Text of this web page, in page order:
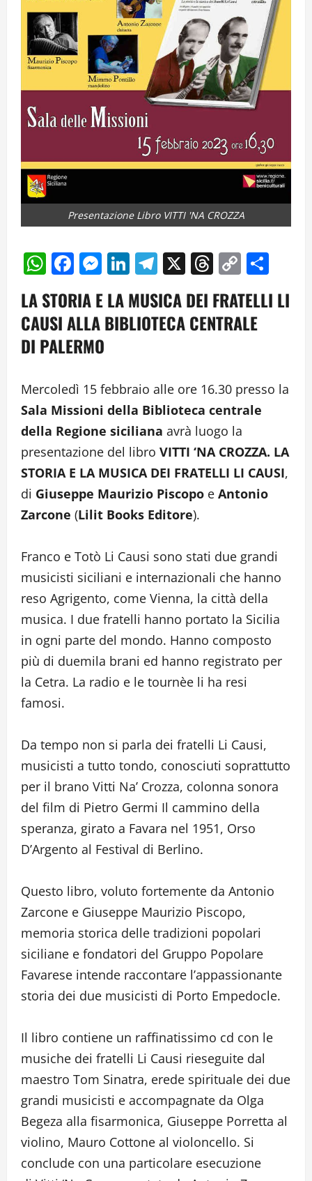
Presentazione Libro VITTI 'NA CROZZA
WhatsApp
Facebook
Messenger
LinkedIn
Telegram
X Threads
Copy
Link
LA STORIA E LA MUSICA DEI FRATELLI LI
CAUSI ALLA BIBLIOTECA CENTRALE
DI PALERMO
Mercoledì 15 febbraio alle ore 16.30 presso la
Sala Missioni della Biblioteca centrale
della Regione siciliana avrà luogo la
presentazione del libro VITTI ‘NA CROZZA. LA
STORIA E LA MUSICA DEI FRATELLI LI CAUSI,
di Giuseppe Maurizio Piscopo e Antonio
Zarcone (Lilit Books Editore).
Franco e Totò Li Causi sono stati due grandi
musicisti siciliani e internazionali che hanno
reso Agrigento, come Vienna, la città della
musica. I due fratelli hanno portato la Sicilia
in ogni parte del mondo. Hanno composto
più di duemila brani ed hanno registrato per
la Cetra. La radio e le tournèe li ha resi
famosi.
Da tempo non si parla dei fratelli Li Causi,
musicisti a tutto tondo, conosciuti soprattutto
per il brano Vitti Na’ Crozza, colonna sonora
del film di Pietro Germi Il cammino della
speranza, girato a Favara nel 1951, Orso
D’Argento al Festival di Berlino.
Questo libro, voluto fortemente da Antonio
Zarcone e Giuseppe Maurizio Piscopo,
memoria storica delle tradizioni popolari
siciliane e fondatori del Gruppo Popolare
Favarese intende raccontare l’appassionante
storia dei due musicisti di Porto Empedocle.
Il libro contiene un raffinatissimo cd con le
musiche dei fratelli Li Causi rieseguite dal
maestro Tom Sinatra, erede spirituale dei due
grandi musicisti e accompagnate da Olga
Begeza alla fisarmonica, Giuseppe Porretta al
violino, Mauro Cottone al violoncello. Si
conclude con una particolare esecuzione